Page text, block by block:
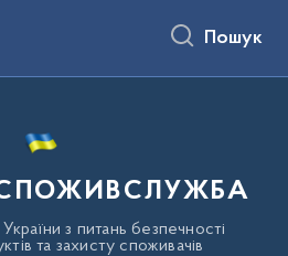
Пошук
з питань безпечності
та захисту споживачів